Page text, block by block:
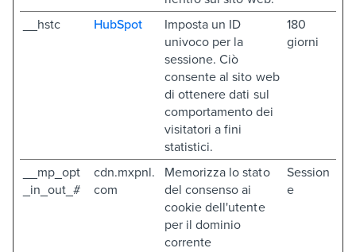
__hstc HubSpot
Imposta un ID
univoco per la
sessione. Ciò
consente al sito web
di ottenere dati sul
comportamento dei
visitatori a fini
statistici.
180
giorni
__mp_opt
_in_out_#
cdn.mxpnl.
com
Memorizza lo stato
del consenso ai
cookie dell'utente
per il dominio
corrente
Session
e